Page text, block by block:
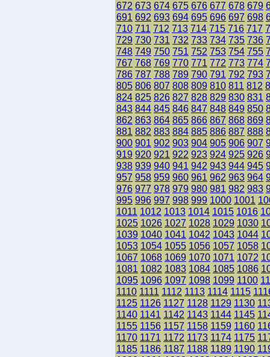
672 673 674 675 676 677 678 679
691 692 693 694 695 696 697 698
710 711 712 713 714 715 716 717
729 730 731 732 733 734 735 736
748 749 750 751 752 753 754 755
767 768 769 770 771 772 773 774
786 787 788 789 790 791 792 793
805 806 807 808 809 810 811 812
824 825 826 827 828 829 830 831
843 844 845 846 847 848 849 850
862 863 864 865 866 867 868 869
881 882 883 884 885 886 887 888
900 901 902 903 904 905 906 907
919 920 921 922 923 924 925 926
938 939 940 941 942 943 944 945
957 958 959 960 961 962 963 964
976 977 978 979 980 981 982 983
995 996 997 998 999 1000 1001
1011 1012 1013 1014 1015 1016
1025 1026 1027 1028 1029 1030
1039 1040 1041 1042 1043 1044
1053 1054 1055 1056 1057 1058
1067 1068 1069 1070 1071 1072
1081 1082 1083 1084 1085 1086
1095 1096 1097 1098 1099 1100
1110 1111 1112 1113 1114 1115
1125 1126 1127 1128 1129 1130
1140 1141 1142 1143 1144 1145
1155 1156 1157 1158 1159 1160
1170 1171 1172 1173 1174 1175
1185 1186 1187 1188 1189 1190